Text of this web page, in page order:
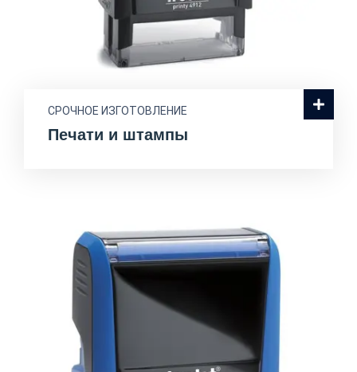
СРОЧНОЕ ИЗГОТОВЛЕНИЕ
Печати и штампы